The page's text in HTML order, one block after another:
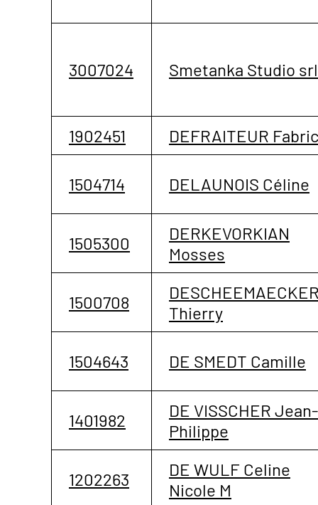
3007024 Smetanka Studio srl
1902451 DEFRAITEUR
1504714 DELAUNOIS Céline
1505300
DERKEVORKIAN
Mosses
1500708
Thierry
1504643 DE SMEDT Camille
1401982
DE VISSCHER Jean-
Philippe
1202263
DE WULF Celine
Nicole M